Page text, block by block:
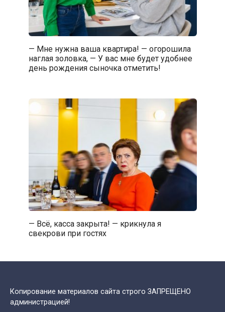
— Мне нужна ваша квартира! — огорошила
наглая золовка, — У вас мне будет удобнее
день рождения сыночка отметить!
— Всё, касса закрыта! — крикнула я
свекрови при гостях
Копирование материалов сайта строго ЗАПРЕЩЕНО
администрацией!